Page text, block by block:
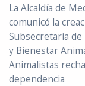
La Alcaldía de
comunicó la
Subsecretaría
y Bienestar
Animalistas
dependencia